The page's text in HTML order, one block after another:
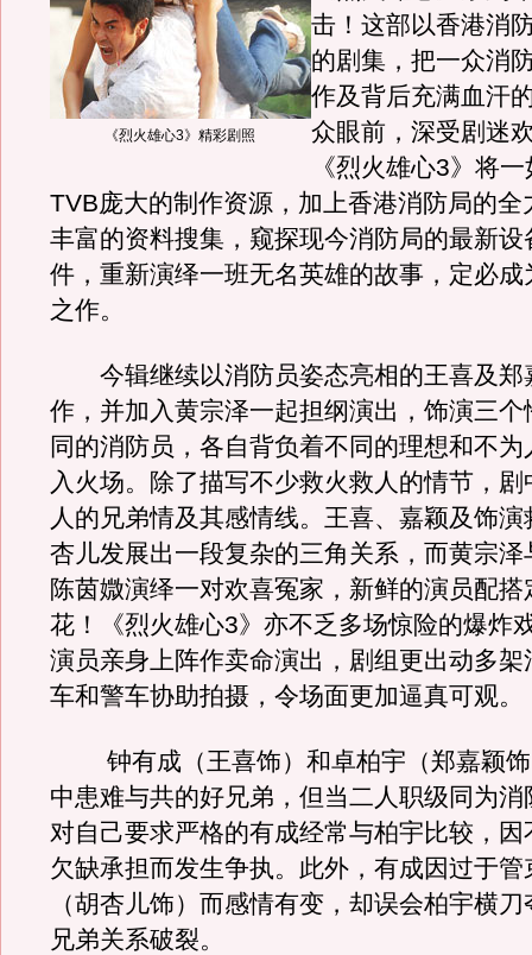
《烈火雄心3》精彩剧照
击！这部以香港消
的剧集，把一众消
作及背后充满血汗
众眼前，深受剧迷
《烈火雄心3》将
TVB庞大的制作资源，加上香港消防局的全
丰富的资料搜集，窥探现今消防局的最新设
件，重新演绎一班无名英雄的故事，定必成
之作。
今辑继续以消防员姿态亮相的王喜及郑
作，并加入黄宗泽一起担纲演出，饰演三个
同的消防员，各自背负着不同的理想和不
入火场。除了描写不少救火救人的情节，
人的兄弟情及其感情线。王喜、嘉颖及饰
杏儿发展出一段复杂的三角关系，而黄宗泽
陈茵媺演绎一对欢喜冤家，新鲜的演员配
花！《烈火雄心3》亦不乏多场惊险的爆炸
演员亲身上阵作卖命演出，剧组更出动多架
车和警车协助拍摄，令场面更加逼真可观。
钟有成（王喜饰）和卓柏宇（郑嘉颖饰
中患难与共的好兄弟，但当二人职级同为消
对自己要求严格的有成经常与柏宇比较，因
欠缺承担而发生争执。此外，有成因过于
（胡杏儿饰）而感情有变，却误会柏宇横
兄弟关系破裂。